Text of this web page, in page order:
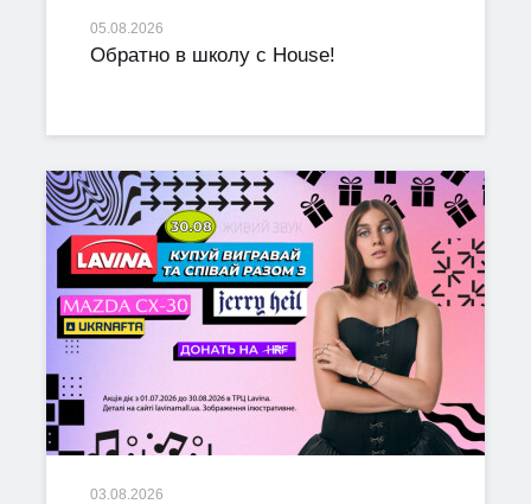
05.08.2026
Обратно в школу с House!
03.08.2026